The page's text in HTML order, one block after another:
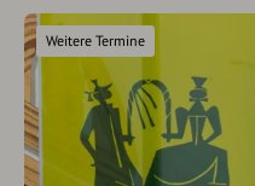
Weitere Termine